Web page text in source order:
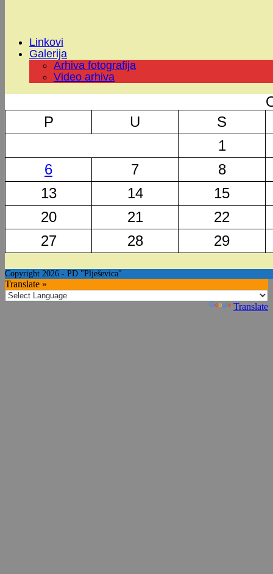
Linkovi
Galerija
Arhiva fotografija
Video arhiva
P
U
S
1
6
7
8
13
14
15
20
21
22
27
28 29
Copyright 2026 - PD "Plješevica"
Translate »
Translate